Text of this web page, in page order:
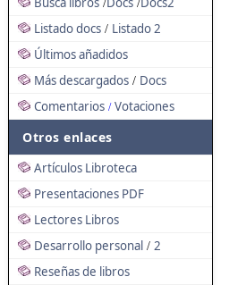
/ /
Listado docs / Listado 2
Últimos añadidos
Más descargados / Docs
Comentarios / Votaciones
Otros enlaces
Artículos Libroteca
Presentaciones PDF
Lectores Libros
Desarrollo personal / 2
Reseñas de libros